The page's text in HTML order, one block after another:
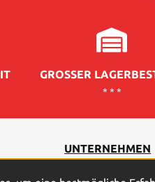
GROSSER
* * *
UNTERNEHMEN